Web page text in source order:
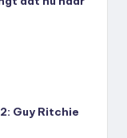
Guy Ritchie